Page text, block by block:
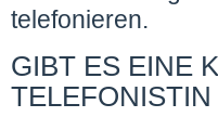
telefonieren.
GIBT ES EINE